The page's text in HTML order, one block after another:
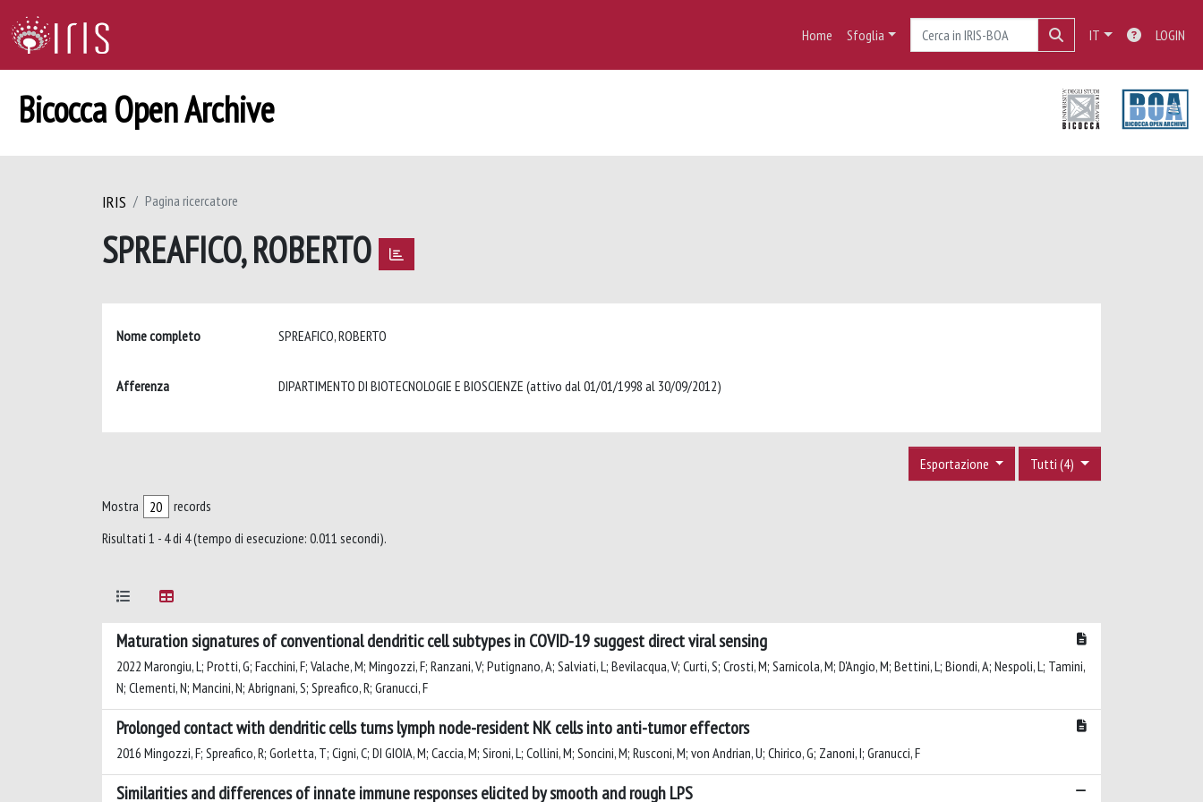
Home Sfoglia IT LOGIN
Bicocca Open Archive
IRIS Pagina ricercatore
SPREAFICO, ROBERTO
Nome completo SPREAFICO, ROBERTO
Afferenza DIPARTIMENTO DI BIOTECNOLOGIE E BIOSCIENZE (attivo dal 01/01/1998 al 30/09/2012)
Tutti (4)
Esportazione
Mostra
records
Risultati 1 - 4 di 4 (tempo di esecuzione: 0.011 secondi).
Maturation signatures of conventional dendritic cell subtypes in COVID-19 suggest direct viral sensing
2022 Marongiu, L; Protti, G; Facchini, F; Valache, M; Mingozzi, F; Ranzani, V; Putignano, A; Salviati, L; Bevilacqua, V; Curti, S; Crosti, M; Sarnicola, M; D'Angio, M; Bettini, L; Biondi, A; Nespoli, L; Tamini,
N; Clementi, N; Mancini, N; Abrignani, S; Spreafico, R; Granucci, F
Prolonged contact with dendritic cells turns lymph node-resident NK cells into anti-tumor effectors
2016 Mingozzi, F; Spreafico, R; Gorletta, T; Cigni, C; DI GIOIA, M; Caccia, M; Sironi, L; Collini, M; Soncini, M; Rusconi, M; von Andrian, U; Chirico, G; Zanoni, I; Granucci, F
Similarities and differences of innate immune responses elicited by smooth and rough LPS